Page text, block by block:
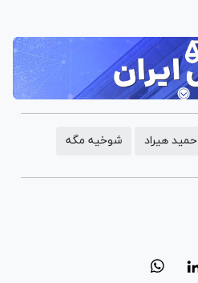
حمید هیراد شوخیه مگه